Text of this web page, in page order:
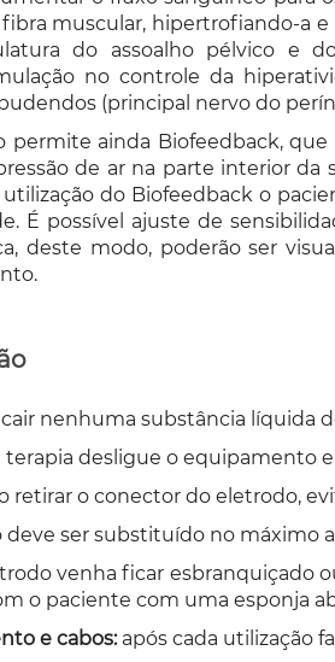
muscular, hipertrofiando-a
do assoalho pélvico e
no controle da
(principal nervo do
permite ainda Biofeedback,
de ar na parte interior
do Biofeedback o
É possível ajuste de
deste modo, poderão ser
nenhuma substância líquida
terapia desligue o equipamento
retirar o conector do eletrodo,
deve ser substituído no máximo
venha ficar esbranquiçado
o paciente com uma esponja
e cabos:após cada utilização